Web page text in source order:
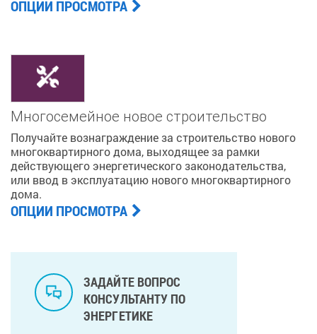
ОПЦИИ ПРОСМОТРА
Многосемейное новое строительство
Получайте вознаграждение за строительство нового
многоквартирного дома, выходящее за рамки
действующего энергетического законодательства,
или ввод в эксплуатацию нового многоквартирного
дома.
ОПЦИИ ПРОСМОТРА
ЗАДАЙТЕ ВОПРОС
КОНСУЛЬТАНТУ ПО
ЭНЕРГЕТИКЕ